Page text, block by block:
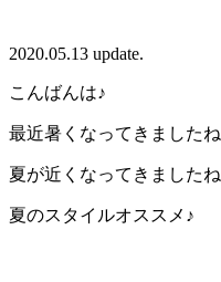
2020.05.13 update.
こんばんは♪
最近暑くなってきましたね
夏が近くなってきましたね
夏のスタイルオススメ♪